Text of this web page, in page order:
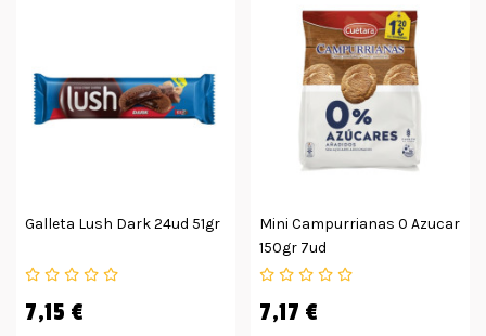
Galleta Lush Dark 24ud 51gr
7,15 €
Mini Campurrianas 0 Azucar
150gr 7ud
7,17 €